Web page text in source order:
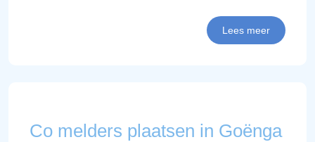
Lees meer
Co melders plaatsen in Goënga